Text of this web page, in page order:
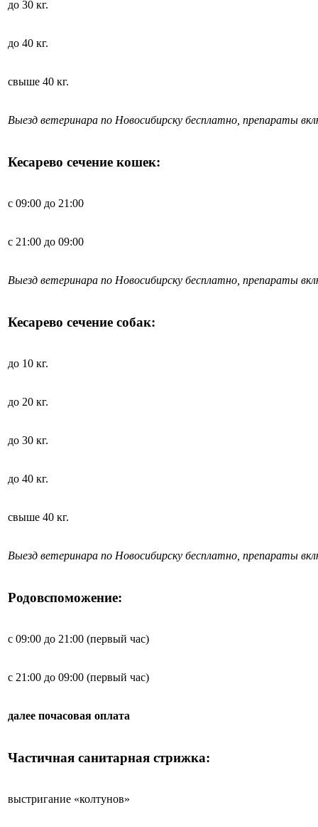
до 30 кг.
до 40 кг.
свыше 40 кг.
Выезд ветеринара по Новосибирску бесплатно, препараты
Кесарево сечение кошек:
с 09:00 до 21:00
с 21:00 до 09:00
Выезд ветеринара по Новосибирску бесплатно, препараты
Кесарево сечение собак:
до 10 кг.
до 20 кг.
до 30 кг.
до 40 кг.
свыше 40 кг.
Выезд ветеринара по Новосибирску бесплатно, препараты
Родовспоможение:
с 09:00 до 21:00 (первый час)
с 21:00 до 09:00 (первый час)
далее почасовая оплата
Частичная санитарная стрижка:
выстригание «колтунов»